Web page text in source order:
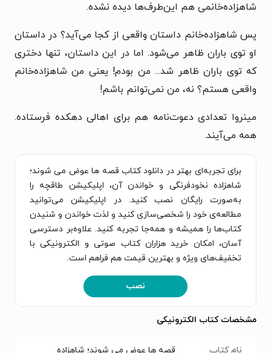
شاهزاده‌خانمی هم این‌طرف‌ها دیده نشده.
پس شاهزاده‌خانم داستان واقعی از کجا می‌آید؟ در داستان
او توی باران ظاهر می‌شود. اما در این داستان، تنها دختری
که توی باران ظاهر شد... من بودم! یعنی من شاهزاده‌خانم
واقعی هستم؟ نه، من نمی‌توانم باشم!
مینروا تعدادی دعوت‌نامه هم برای اهالی دهکده فرستاده.
همه می‌آیند.
برای تجربه‌ای بهتر در دانلود کتاب قصه ها عوض می شوند؛
شاهزاده نخودفرنگی و خواندن آن، اپلیکیشن طاقچه را
به‌صورت رایگان نصب کنید. در اپلیکیشن می‌توانید
مطالعه‌ی خود را شخصی‌سازی کنید و لذت خواندن و شنیدن
کتاب‌ها را همیشه و همه‌جا تجربه کنید. علاوه‌بر دسترسی
آسان، امکان خرید هزاران کتاب صوتی و الکترونیکی با
تخفیف‌های ویژه و بهترین قیمت هم فراهم است.
نصب
مشخصات کتاب الکترونیکی
نام کتاب قصه ها عوض می شوند؛ شاهزاده